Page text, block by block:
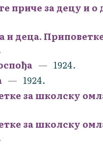
приче за децу и о
и деца.
1924.
1924.
за школску
за школску